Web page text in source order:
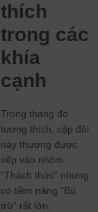
thích
trong các
khía
cạnh
Trong thang đo
tương thích, cặp đôi
này thường được
xếp vào nhóm
“Thách thức” nhưng
có tiềm năng “Bù
trừ” rất lớn.